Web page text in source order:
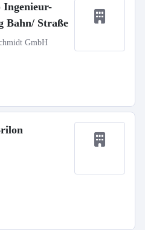
Bahn/ Straße
GmbH